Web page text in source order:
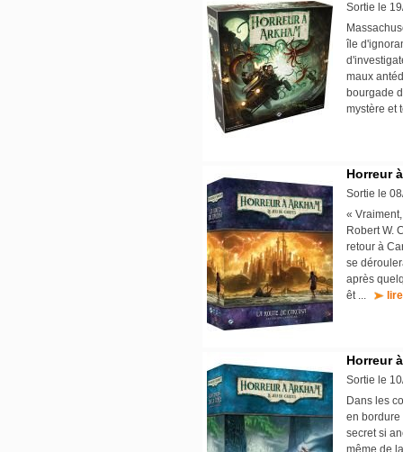
Sortie le
île
maux
bourgade
mystère
Horreur
Sortie le
«
Robert W.
retour à
se
après
êt ...
Horreur
Sortie le
Dans les
en bordure
secret si
même de